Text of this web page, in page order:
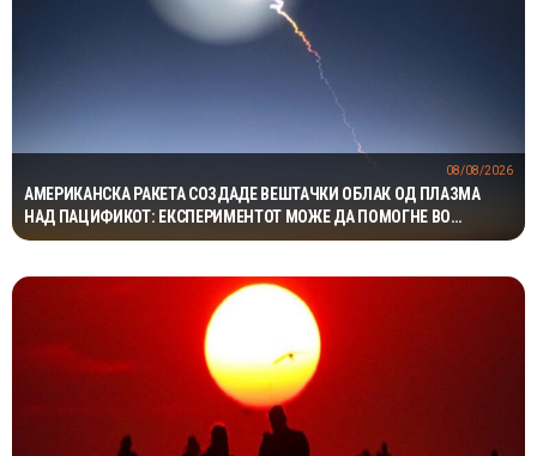
АМЕРИКАНСКА РАКЕТА СОЗДАДЕ ВЕШТАЧКИ ОБЛАК ОД ПЛАЗМА
НАД ПАЦИФИКОТ: ЕКСПЕРИМЕНТОТ МОЖЕ ДА ПОМОГНЕ ВО
ЗАШТИТАТА НА САТЕЛИТИТЕ
08/08/2026